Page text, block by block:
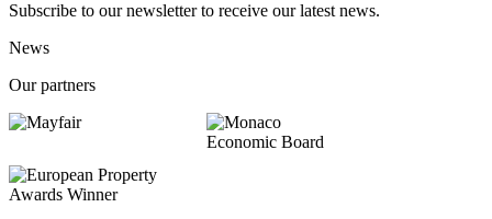
Subscribe to our newsletter to receive our latest news.
News
Our partners